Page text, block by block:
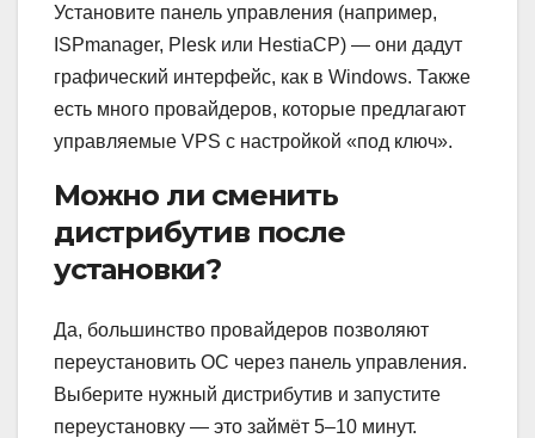
Установите панель управления (например,
ISPmanager, Plesk или HestiaCP) — они дадут
графический интерфейс, как в Windows. Также
есть много провайдеров, которые предлагают
управляемые VPS с настройкой «под ключ».
Можно ли сменить
дистрибутив после
установки?
Да, большинство провайдеров позволяют
переустановить ОС через панель управления.
Выберите нужный дистрибутив и запустите
переустановку — это займёт 5–10 минут.